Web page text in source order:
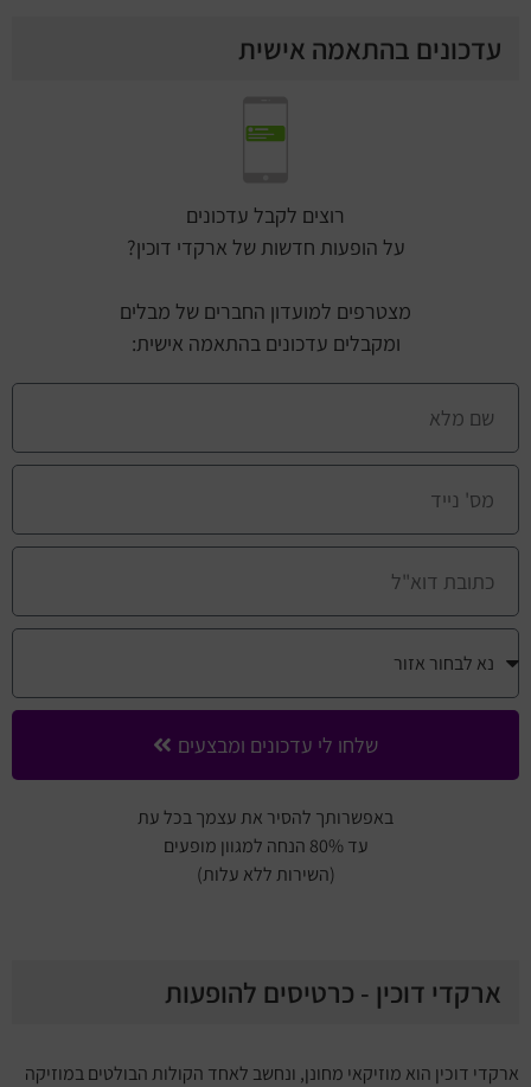
עדכונים בהתאמה אישית
רוצים לקבל עדכונים
על הופעות חדשות של ארקדי דוכין?
מצטרפים למועדון החברים של מבלים
ומקבלים עדכונים בהתאמה אישית:
שלחו לי עדכונים ומבצעים
באפשרותך להסיר את עצמך בכל עת
עד 80% הנחה למגוון מופעים
(השירות ללא עלות)
ארקדי דוכין - כרטיסים להופעות
ארקדי דוכין הוא מוזיקאי מחונן, ונחשב לאחד הקולות הבולטים במוזיקה